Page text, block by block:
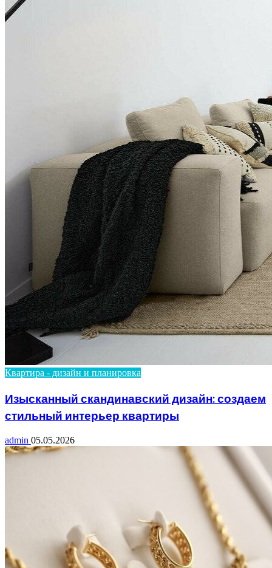
Квартира - дизайн и планировка
Изысканный скандинавский дизайн: создаем
стильный интерьер квартиры
admin 05.05.2026